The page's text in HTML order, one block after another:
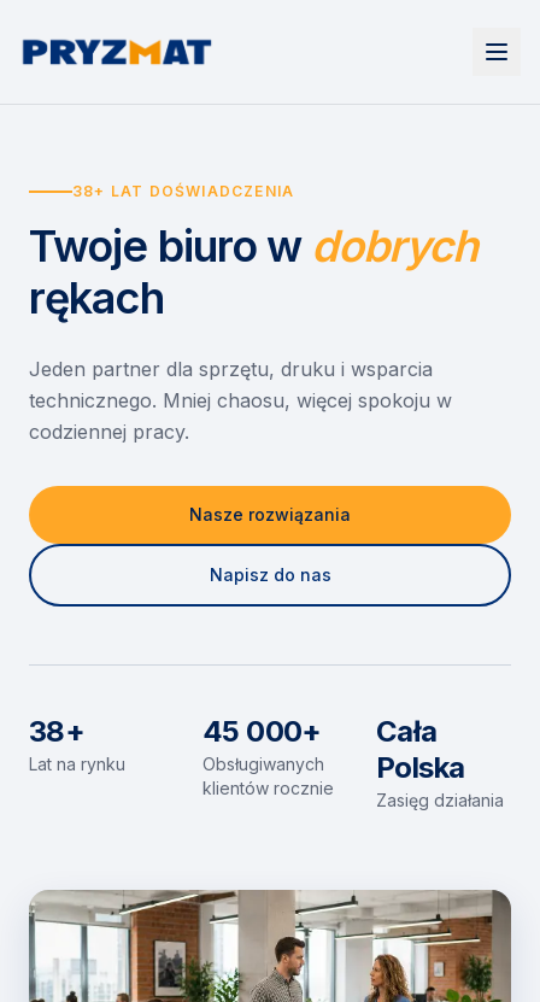
Urządzenia
Drukarki i urządzenia wielofunkcyjne
Etykiety i identyfikacja
Skanery i obieg dokumentów
Monitory interaktywne
Niszczarki dokumentów
Wynajem drukarek
Wynajem urządzeń biurowych
Asystent druku
EZD RP
Misja szkoła
Serwis
O nas
Kontakt
38+ LAT DOŚWIADCZENIA
Twoje biuro w dobrych
rękach
Jeden partner dla sprzętu, druku i wsparcia
technicznego. Mniej chaosu, więcej spokoju w
codziennej pracy.
Nasze rozwiązania
Napisz do nas
38+
Lat na rynku
45 000+
Obsługiwanych
klientów rocznie
Cała
Polska
Zasięg działania